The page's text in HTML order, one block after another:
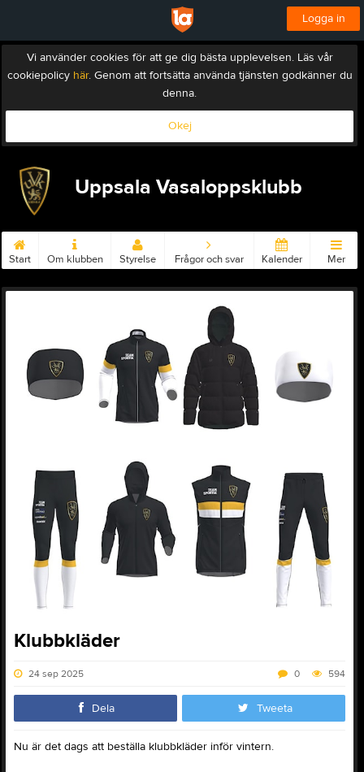
Logga in
Vi använder cookies för att ge dig bästa upplevelsen. Läs vår
cookiepolicy här. Genom att fortsätta använda tjänsten godkänner du
denna.
Okej
Uppsala Vasaloppsklubb
Start Om klubben Styrelse Frågor och svar Kalender Mer
Klubbkläder
24 sep 2025 594
0
Dela Tweeta
Nu är det dags att beställa klubbkläder inför vintern.